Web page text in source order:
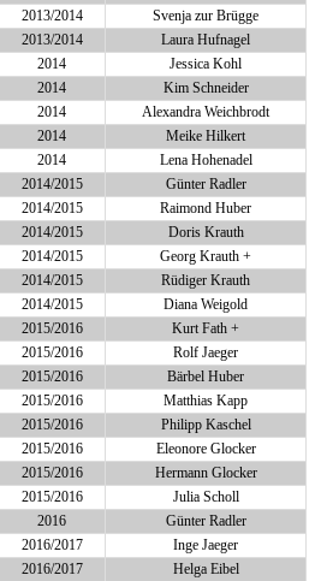
2013/2014
Svenja zur Brügge
2013/2014
Laura Hufnagel
2014
Jessica Kohl
2014
Kim Schneider
2014
Alexandra Weichbrodt
2014
Meike Hilkert
2014
Lena Hohenadel
2014/2015
Günter Radler
2014/2015
Raimond Huber
2014/2015
Doris Krauth
2014/2015
Georg Krauth +
2014/2015
Rüdiger Krauth
2014/2015
Diana Weigold
2015/2016
Kurt Fath +
2015/2016
Rolf Jaeger
2015/2016
Bärbel Huber
2015/2016
Matthias Kapp
2015/2016
Philipp Kaschel
2015/2016
Eleonore Glocker
2015/2016
Hermann Glocker
2015/2016
Julia Scholl
2016
Günter Radler
2016/2017
Inge Jaeger
2016/2017
Helga Eibel